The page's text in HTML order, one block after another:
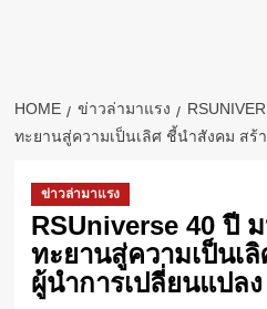
HOME ข่าวล่ามาแรง
ทะยานสู่ความเป็นเลิศ ชี้นำสังคม สร้
ข่าวล่ามาแรง
RSUniverse 40 ปี
ทะยานสู่ความเป็นเ
ผู้นำการเปลี่ยนแปลง